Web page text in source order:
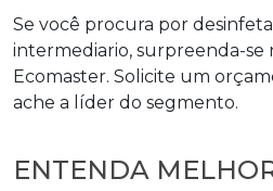
Se você procura por
intermediario, surpreenda-se
Ecomaster. Solicite um
ache a líder do segmento.
ENTENDA